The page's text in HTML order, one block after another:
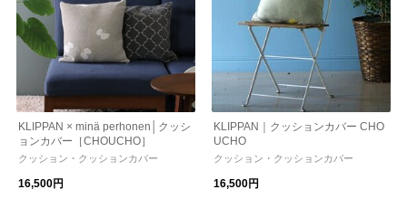
KLIPPAN × minä perhonen│クッシ
ョンカバー［CHOUCHO］
クッション・クッションカバー
16,500円
KLIPPAN｜クッションカバー CHO
UCHO
クッション・クッションカバー
16,500円